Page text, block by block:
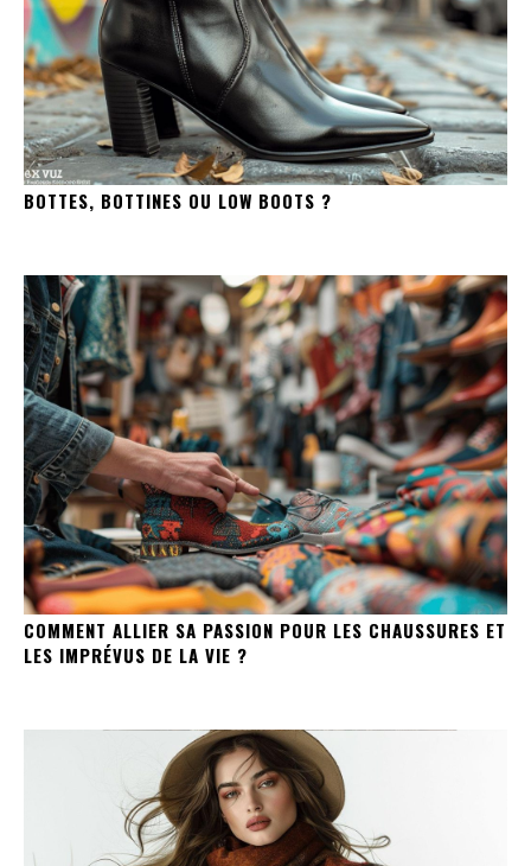
BOTTES, BOTTINES OU LOW BOOTS ?
COMMENT ALLIER SA PASSION POUR LES CHAUSSURES ET
LES IMPRÉVUS DE LA VIE ?